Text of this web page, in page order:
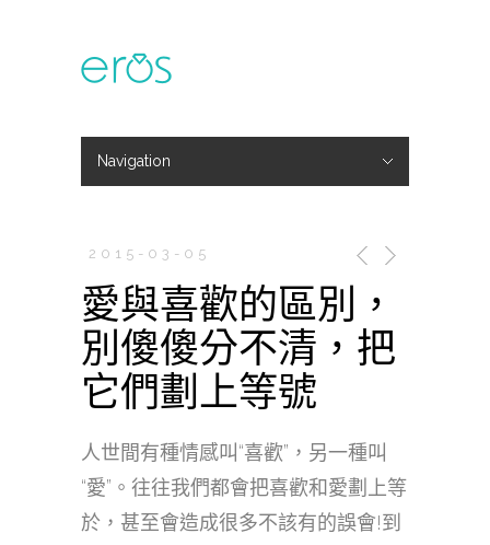
Navigation
2015-03-05
愛與喜歡的區別，
別傻傻分不清，把
它們劃上等號
人世間有種情感叫“喜歡”，另一種叫
“愛”。往往我們都會把喜歡和愛劃上等
於，甚至會造成很多不該有的誤會!到